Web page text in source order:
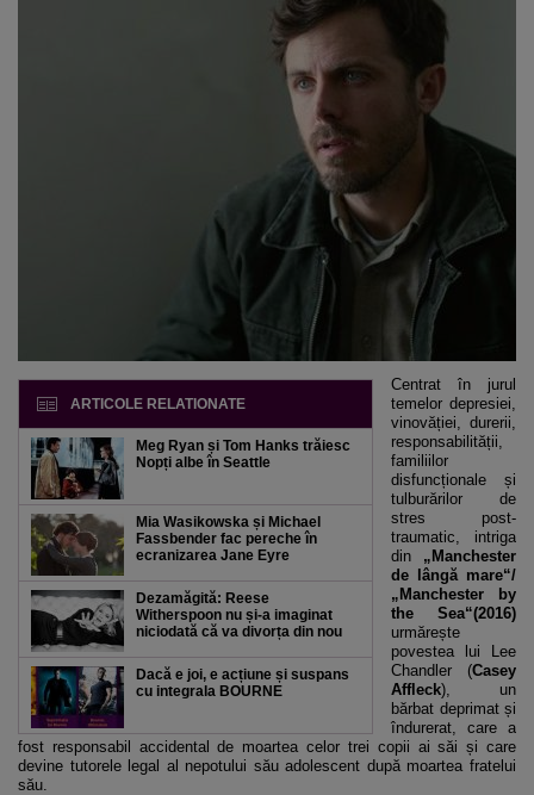
ARTICOLE RELATIONATE
Meg Ryan și Tom Hanks trăiesc
Nopți albe în Seattle
Mia Wasikowska și Michael
Fassbender fac pereche în
ecranizarea Jane Eyre
Dezamăgită: Reese
Witherspoon nu și-a imaginat
niciodată că va divorța din nou
Dacă e joi, e acțiune și suspans
cu integrala BOURNE
Centrat în jurul
temelor depresiei,
vinovăției, durerii,
responsabilității,
familiilor
disfuncționale și
tulburărilor de
stres post-
traumatic, intriga
din „Manchester
de lângă mare“/
„Manchester by
the Sea“(2016)
urmărește
povestea lui Lee
Chandler (Casey
Affleck), un
bărbat deprimat și
îndurerat, care a
fost responsabil accidental de moartea celor trei copii ai săi și care
devine tutorele legal al nepotului său adolescent după moartea fratelui
său.